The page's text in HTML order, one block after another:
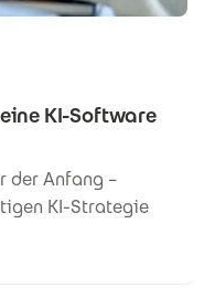
KI-Software
der Anfang –
KI-Strategie